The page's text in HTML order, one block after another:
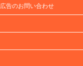
広告のお問い合わせ